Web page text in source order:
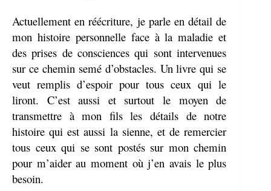
Actuellement en réécriture, je parle en détail de
mon histoire personnelle face à la maladie et
des prises de consciences qui sont intervenues
sur ce chemin semé d’obstacles. Un livre qui se
veut remplis d’espoir pour tous ceux qui le
liront. C’est aussi et surtout le moyen de
transmettre à mon fils les détails de notre
histoire qui est aussi la sienne, et de remercier
tous ceux qui se sont postés sur mon chemin
pour m’aider au moment où j’en avais le plus
besoin.